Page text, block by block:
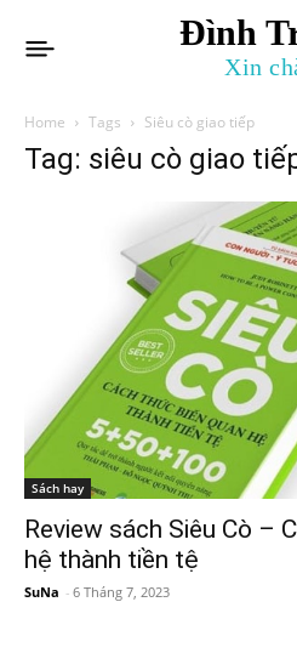
Đình
Xin
Home Tags Siêu cò giao tiếp
Tag: siêu cò giao
Sách hay
Review sách Siêu Cò –
hệ thành tiền tệ
SuNa - 6 Tháng 7, 2023